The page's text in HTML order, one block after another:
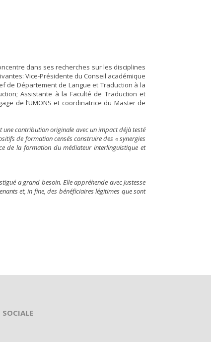
dans ses recherches sur les disciplines
Vice-Présidente du Conseil académique
de Département de Langue et Traduction à la
Assistante à la Faculté de Traduction et
de l’UMONS et coordinatrice du Master de
une contribution originale avec un impact déjà testé
de formation censés construire des « synergies
de la formation du médiateur interlinguistique et
a grand besoin. Elle appréhende avec justesse
et, in fine, des bénéficiaires légitimes que sont
SOCIALE